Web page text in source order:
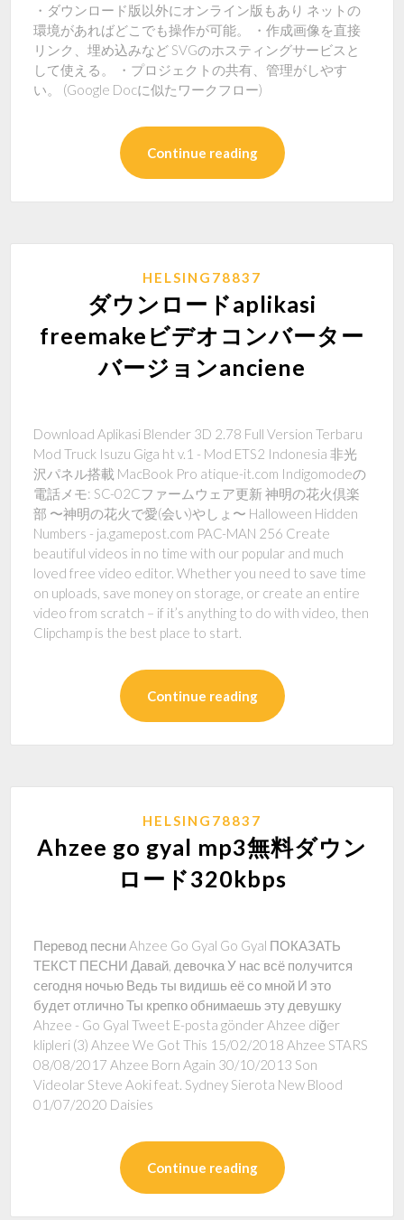
・ダウンロード版以外にオンライン版もあり ネットの
環境があればどこでも操作が可能。 ・作成画像を直接
リンク、埋め込みなど SVGのホスティングサービスと
して使える。 ・プロジェクトの共有、管理がしやす
い。 (Google Docに似たワークフロー)
Continue reading
HELSING78837
ダウンロードaplikasi
freemakeビデオコンバーター
バージョンanciene
Download Aplikasi Blender 3D 2.78 Full Version Terbaru
Mod Truck Isuzu Giga ht v.1 - Mod ETS2 Indonesia 非光
沢パネル搭載 MacBook Pro atique-it.com Indigomodeの
電話メモ: SC-02Cファームウェア更新 神明の花火倶楽
部 〜神明の花火で愛(会い)やしょ〜 Halloween Hidden
Numbers - ja.gamepost.com PAC-MAN 256 Create
beautiful videos in no time with our popular and much
loved free video editor. Whether you need to save time
on uploads, save money on storage, or create an entire
video from scratch – if it’s anything to do with video, then
Clipchamp is the best place to start.
Continue reading
HELSING78837
Ahzee go gyal mp3無料ダウン
ロード320kbps
Перевод песни Ahzee Go Gyal Go Gyal ПОКАЗАТЬ
ТЕКСТ ПЕСНИ Давай, девочка У нас всё получится
сегодня ночью Ведь ты видишь её со мной И это
будет отлично Ты крепко обнимаешь эту девушку
Ahzee - Go Gyal Tweet E-posta gönder Ahzee diğer
klipleri (3) Ahzee We Got This 15/02/2018 Ahzee STARS
08/08/2017 Ahzee Born Again 30/10/2013 Son
Videolar Steve Aoki feat. Sydney Sierota New Blood
01/07/2020 Daisies
Continue reading